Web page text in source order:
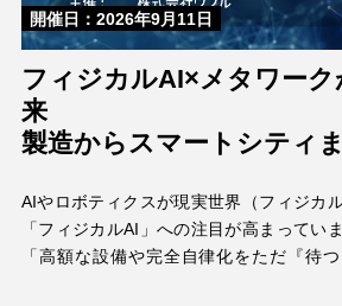
開催日：2026年9月11日
フィジカルAI×メタワーク
来
製造からスマートシティ
AIやロボティクスが現実世界（フィジカ
「フィジカルAI」への注目が高まってい
「高額な設備や完全自律化をただ『待つ
か」「複雑な現場や街において、万が一